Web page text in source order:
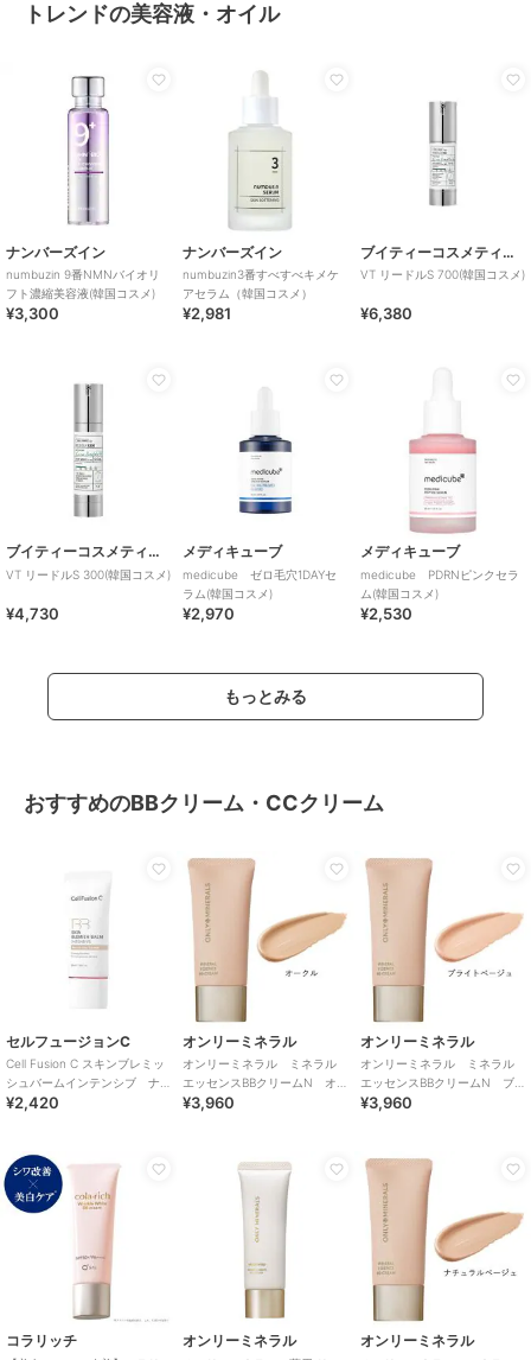
トレンドの美容液・オイル
ナンバーズイン
numbuzin 9番NMNバイオリ
フト濃縮美容液(韓国コスメ)
¥3,300
ナンバーズイン
numbuzin3番すべすべキメケ
アセラム（韓国コスメ）
¥2,981
ブイティーコスメティクス
VT リードルS 700(韓国コスメ)
¥6,380
ブイティーコスメティクス
VT リードルS 300(韓国コスメ)
¥4,730
メディキューブ
medicube ゼロ毛穴1DAYセ
ラム(韓国コスメ)
¥2,970
メディキューブ
medicube PDRNピンクセラ
ム(韓国コスメ)
¥2,530
もっとみる
おすすめのBBクリーム・CCクリーム
セルフュージョンC
Cell Fusion C スキンブレミッ
シュバームインテンシブ ナ
チュラルライト(韓国コスメ)
¥2,420
オンリーミネラル
オンリーミネラル ミネラル
エッセンスBBクリームN オ
ークル
¥3,960
オンリーミネラル
オンリーミネラル ミネラル
エッセンスBBクリームN ブ
ライトベージュ
¥3,960
コラリッチ オンリーミネラル オンリーミネラル